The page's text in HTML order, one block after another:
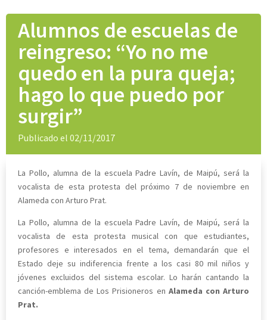
Alumnos de escuelas de
reingreso: “Yo no me
quedo en la pura queja;
hago lo que puedo por
surgir”
Publicado el 02/11/2017
La Pollo, alumna de la escuela Padre Lavín, de Maipú, será la
vocalista de esta protesta del próximo 7 de noviembre en
Alameda con Arturo Prat.
La Pollo, alumna de la escuela Padre Lavín, de Maipú, será la
vocalista de esta protesta musical con que estudiantes,
profesores e interesados en el tema, demandarán que el
Estado deje su indiferencia frente a los casi 80 mil niños y
jóvenes excluidos del sistema escolar. Lo harán cantando la
canción-emblema de Los Prisioneros en Alameda con Arturo
Prat.